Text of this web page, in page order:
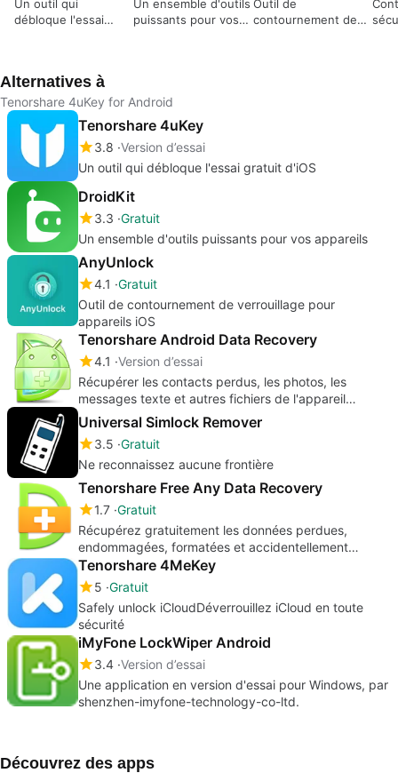
Un outil qui
débloque l'essai
Un ensemble d'outils
puissants pour vos
Outil de
contournement de
Alternatives à
Tenorshare 4uKey for Android
Tenorshare 4uKey
3.8 Version d’essai
Un outil qui débloque l'essai gratuit d'iOS
DroidKit
3.3 Gratuit
Un ensemble d'outils puissants pour vos appareils
AnyUnlock
4.1 Gratuit
Outil de contournement de verrouillage pour
appareils iOS
Tenorshare Android Data Recovery
4.1 Version d’essai
Récupérer les contacts perdus, les photos, les
messages texte et autres fichiers de l'appareil
Android.
Universal Simlock Remover
3.5 Gratuit
Ne reconnaissez aucune frontière
Tenorshare Free Any Data Recovery
1.7 Gratuit
Récupérez gratuitement les données perdues,
endommagées, formatées et accidentellement
supprimées.
Tenorshare 4MeKey
5 Gratuit
Safely unlock iCloudDéverrouillez iCloud en toute
sécurité
iMyFone LockWiper Android
3.4 Version d’essai
Une application en version d'essai pour Windows, par
shenzhen-imyfone-technology-co-ltd.
Découvrez des apps